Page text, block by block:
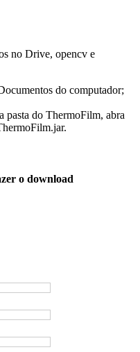
no Drive, opencv e
do computador;
pasta do ThermoFilm, abra
o download